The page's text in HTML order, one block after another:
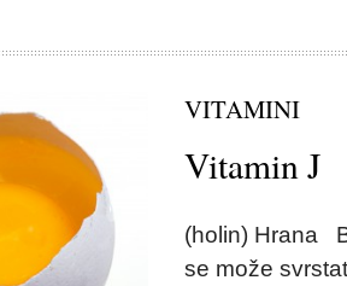
VITAMINI
Vitamin J
(holin) Hrana
se može